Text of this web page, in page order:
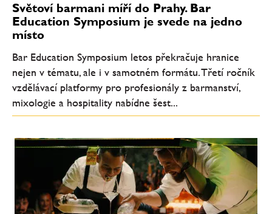
Světoví barmani míří do Prahy. Bar
Education Symposium je svede na jedno
místo
Bar Education Symposium letos překračuje hranice
nejen v tématu, ale i v samotném formátu. Třetí ročník
vzdělávací platformy pro profesionály z barmanství,
mixologie a hospitality nabídne šest...